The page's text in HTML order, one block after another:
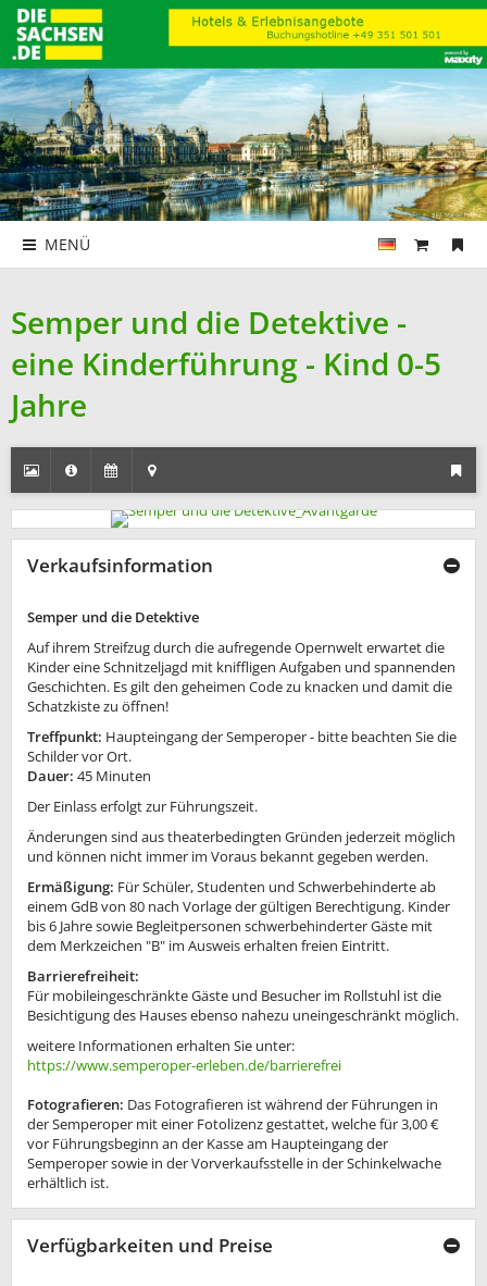
MENÜ
Semper und die Detektive -
eine Kinderführung - Kind 0-5
Jahre
Verkaufsinformation
Semper und die Detektive
Auf ihrem Streifzug durch die aufregende Opernwelt erwartet die
Kinder eine Schnitzeljagd mit kniffligen Aufgaben und spannenden
Geschichten. Es gilt den geheimen Code zu knacken und damit die
Schatzkiste zu öffnen!
Treffpunkt: Haupteingang der Semperoper - bitte beachten Sie die
Schilder vor Ort.
Dauer: 45 Minuten
Der Einlass erfolgt zur Führungszeit.
Änderungen sind aus theaterbedingten Gründen jederzeit möglich
und können nicht immer im Voraus bekannt gegeben werden.
Ermäßigung: Für Schüler, Studenten und Schwerbehinderte ab
einem GdB von 80 nach Vorlage der gültigen Berechtigung. Kinder
bis 6 Jahre sowie Begleitpersonen schwerbehinderter Gäste mit
dem Merkzeichen "B" im Ausweis erhalten freien Eintritt.
Barrierefreiheit:
Für mobileingeschränkte Gäste und Besucher im Rollstuhl ist die
Besichtigung des Hauses ebenso nahezu uneingeschränkt möglich.
weitere Informationen erhalten Sie unter:
https://www.semperoper-erleben.de/barrierefrei
Fotografieren: Das Fotografieren ist während der Führungen in
der Semperoper mit einer Fotolizenz gestattet, welche für 3,00 €
vor Führungsbeginn an der Kasse am Haupteingang der
Semperoper sowie in der Vorverkaufsstelle in der Schinkelwache
erhältlich ist.
Verfügbarkeiten und Preise